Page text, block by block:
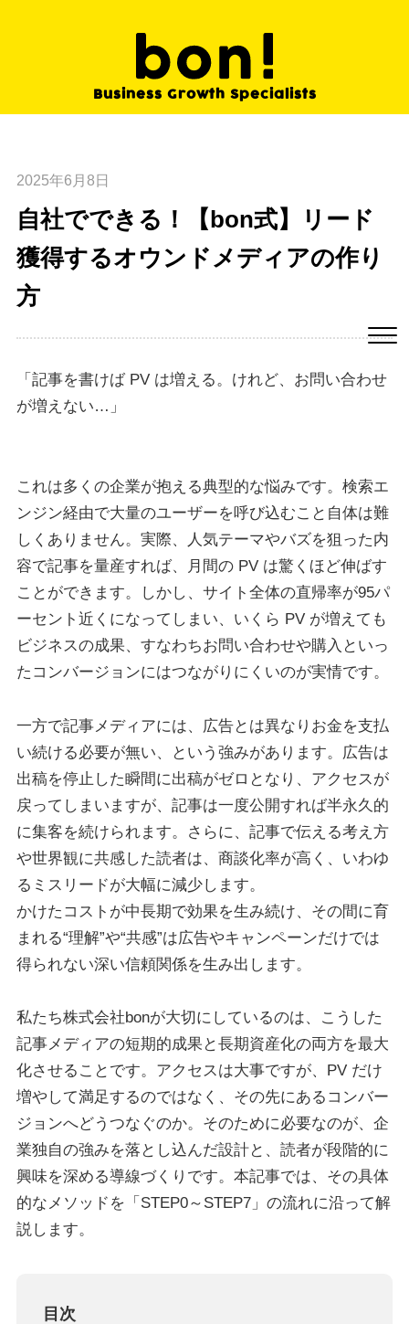
Business Growth Specialists
2025年6月8日
自社でできる！【bon式】リード
獲得するオウンドメディアの作り
方
「記事を書けば PV は増える。けれど、お問い合わせ
が増えない…」
これは多くの企業が抱える典型的な悩みです。検索エ
ンジン経由で大量のユーザーを呼び込むこと自体は難
しくありません。実際、人気テーマやバズを狙った内
容で記事を量産すれば、月間の PV は驚くほど伸ばす
ことができます。しかし、サイト全体の直帰率が95パ
ーセント近くになってしまい、いくら PV が増えても
ビジネスの成果、すなわちお問い合わせや購入といっ
たコンバージョンにはつながりにくいのが実情です。
一方で記事メディアには、広告とは異なりお金を支払
い続ける必要が無い、という強みがあります。広告は
出稿を停止した瞬間に出稿がゼロとなり、アクセスが
戻ってしまいますが、記事は一度公開すれば半永久的
に集客を続けられます。さらに、記事で伝える考え方
や世界観に共感した読者は、商談化率が高く、いわゆ
るミスリードが大幅に減少します。
かけたコストが中長期で効果を生み続け、その間に育
まれる“理解”や“共感”は広告やキャンペーンだけでは
得られない深い信頼関係を生み出します。
私たち株式会社bonが大切にしているのは、こうした
記事メディアの短期的成果と長期資産化の両方を最大
化させることです。アクセスは大事ですが、PV だけ
増やして満足するのではなく、その先にあるコンバー
ジョンへどうつなぐのか。そのために必要なのが、企
業独自の強みを落とし込んだ設計と、読者が段階的に
興味を深める導線づくりです。本記事では、その具体
的なメソッドを「STEP0～STEP7」の流れに沿って解
説します。
目次